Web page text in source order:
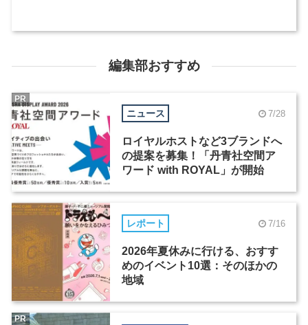
編集部おすすめ
ニュース 7/28
ロイヤルホストなど3ブランドへ
の提案を募集！「丹青社空間ア
ワード with ROYAL」が開始
PR
レポート 7/16
2026年夏休みに行ける、おすす
めのイベント10選：そのほかの
地域
PR